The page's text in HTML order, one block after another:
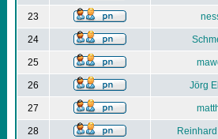
23
24
25
26 Jörg
27
28